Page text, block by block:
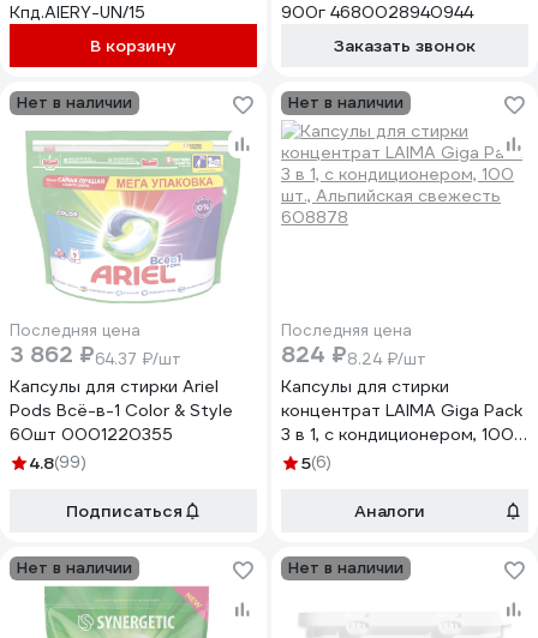
Кпд.AIERY-UN/15
В корзину
900г 4680028940944
Заказать звонок
Нет в наличии
Последняя цена
3 862 ₽64.37 ₽/шт
Капсулы для стирки Ariel
Pods Всё-в-1 Color & Style
60шт 0001220355
4.8(99)
Подписаться
Нет в наличии
Последняя цена
824 ₽8.24 ₽/шт
Капсулы для стирки
концентрат LAIMA Giga Pack
3 в 1, с кондиционером, 100
шт., Альпийская свежесть
5(6)
Аналоги
Нет в наличии Нет в наличии